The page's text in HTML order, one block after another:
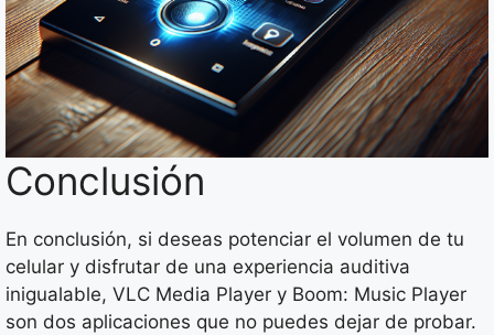
Conclusión
En conclusión, si deseas potenciar el volumen de tu
celular y disfrutar de una experiencia auditiva
inigualable, VLC Media Player y Boom: Music Player
son dos aplicaciones que no puedes dejar de probar.